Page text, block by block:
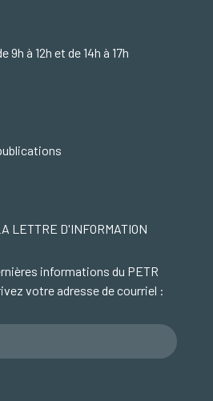
9h à 12h et de 14h à 17h
LETTRE D'INFORMATION
informations du PETR
votre adresse de courriel :